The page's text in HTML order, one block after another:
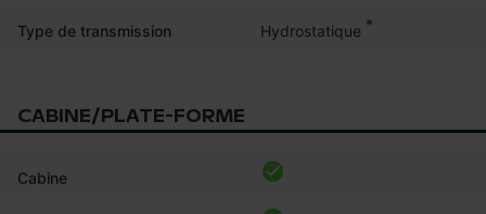
Type de transmission Hydrostatique *
CABINE/PLATE-FORME
Cabine